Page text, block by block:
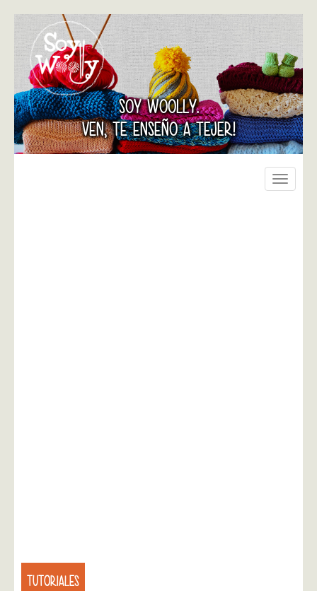
SOY WOOLLY.
VEN, TE ENSEÑO A TEJER!
Toggle
TUTORIALES